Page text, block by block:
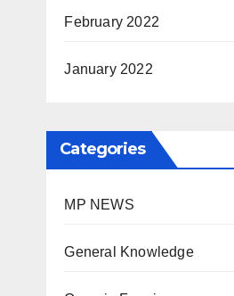
February 2022
January 2022
Categories
MP NEWS
General Knowledge